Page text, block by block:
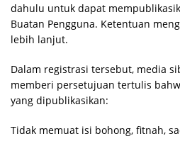
dahulu untuk dapat
Buatan Pengguna. Ketentuan
lebih lanjut.
Dalam registrasi tersebut, media
memberi persetujuan tertulis
yang dipublikasikan:
Tidak memuat isi bohong, fitnah,